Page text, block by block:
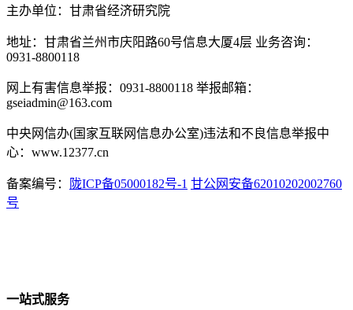
主办单位：甘肃省经济研究院
地址：甘肃省兰州市庆阳路60号信息大厦4层 业务咨询：
0931-8800118
网上有害信息举报：0931-8800118 举报邮箱：
gseiadmin@163.com
中央网信办(国家互联网信息办公室)违法和不良信息举报中
心：www.12377.cn
备案编号： 陇ICP备05000182号-1 甘公网安备62010202002760
号
一站式服务